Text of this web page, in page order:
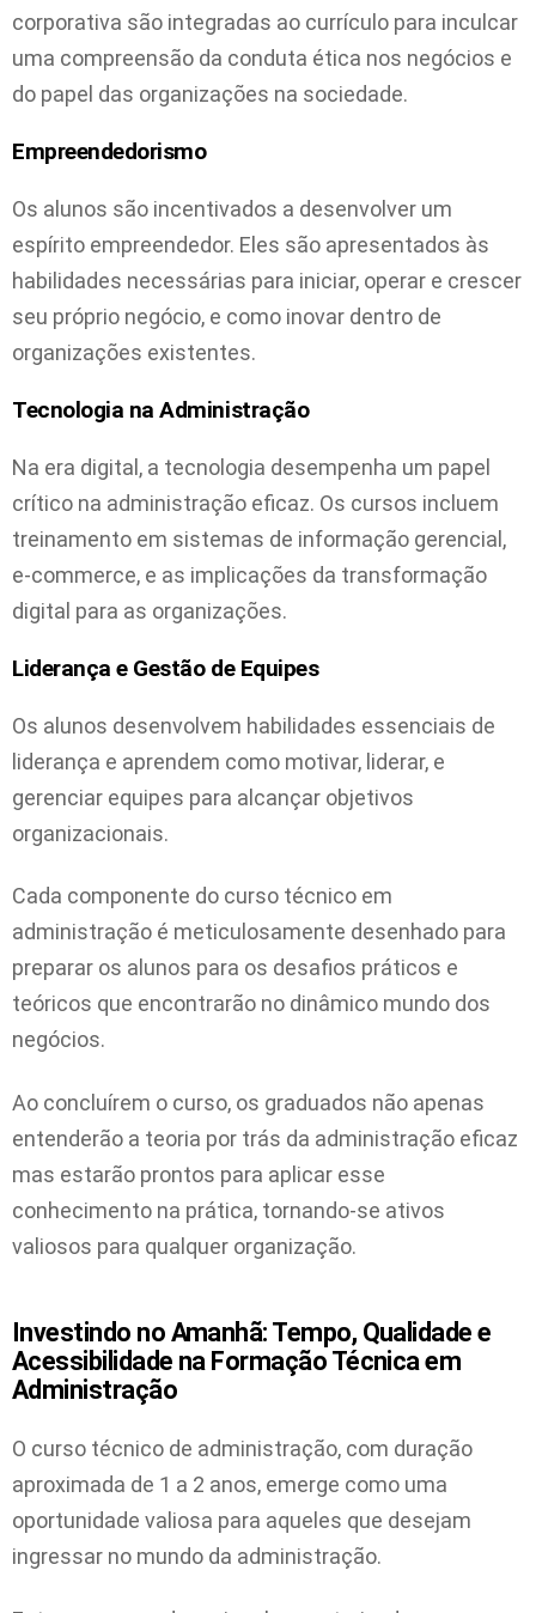
corporativa são integradas ao currículo para inculcar
uma compreensão da conduta ética nos negócios e
do papel das organizações na sociedade.
Empreendedorismo
Os alunos são incentivados a desenvolver um
espírito empreendedor. Eles são apresentados às
habilidades necessárias para iniciar, operar e crescer
seu próprio negócio, e como inovar dentro de
organizações existentes.
Tecnologia na Administração
Na era digital, a tecnologia desempenha um papel
crítico na administração eficaz. Os cursos incluem
treinamento em sistemas de informação gerencial,
e-commerce, e as implicações da transformação
digital para as organizações.
Liderança e Gestão de Equipes
Os alunos desenvolvem habilidades essenciais de
liderança e aprendem como motivar, liderar, e
gerenciar equipes para alcançar objetivos
organizacionais.
Cada componente do curso técnico em
administração é meticulosamente desenhado para
preparar os alunos para os desafios práticos e
teóricos que encontrarão no dinâmico mundo dos
negócios.
Ao concluírem o curso, os graduados não apenas
entenderão a teoria por trás da administração eficaz
mas estarão prontos para aplicar esse
conhecimento na prática, tornando-se ativos
valiosos para qualquer organização.
Investindo no Amanhã: Tempo, Qualidade e
Acessibilidade na Formação Técnica em
Administração
O curso técnico de administração, com duração
aproximada de 1 a 2 anos, emerge como uma
oportunidade valiosa para aqueles que desejam
ingressar no mundo da administração.